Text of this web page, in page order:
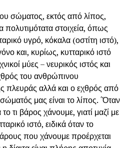
σώματος, εκτός από λίπος,
πολυτιμότατα στοιχεία, όπως
υγρό, κόκαλα (οστίτη ιστό),
και, κυρίως, κυτταρικό ιστό
μύες – νευρικός ιστός και
του ανθρώπινου
πλευράς αλλά και ο εχθρός από
μας είναι το λίπος. ΄Όταν
τι βάρος χάνουμε, γιατί μαζί με
ιστό, ειδικά όταν το
που χάνουμε προέρχεται